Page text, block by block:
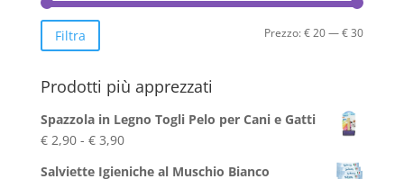
Prezzo
Prezzo
Filtra Prezzo:€ 20—€ 30
Prodotti più apprezzati
Spazzola in Legno Togli Pelo per Cani e Gatti
€2,90 - €3,90Fascia
Salviette Igieniche al Muschio Bianco